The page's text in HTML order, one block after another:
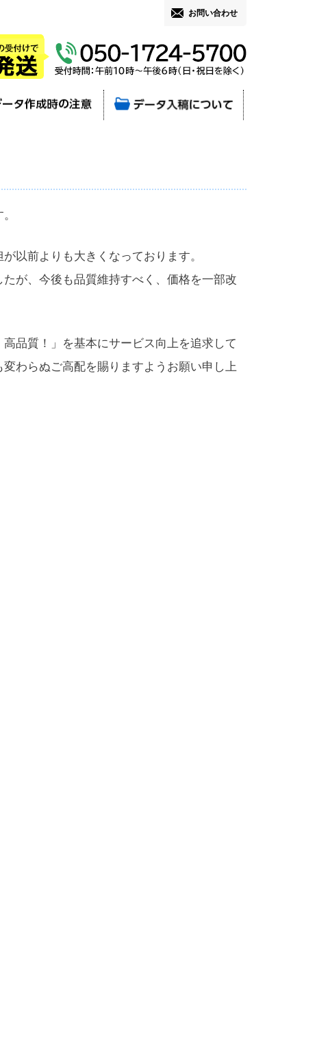
お問い合わせ
以前よりも大きくなっております。
が、今後も品質維持すべく、価格を一部改
品質！」を基本にサービス向上を追求して
わらぬご高配を賜りますようお願い申し上